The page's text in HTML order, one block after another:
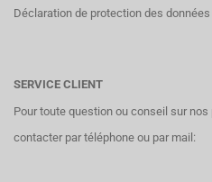
Déclaration de protection des données
SERVICE CLIENT
Pour toute question ou conseil sur
contacter par téléphone ou par mail: